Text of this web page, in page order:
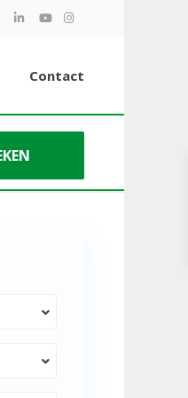
Contact